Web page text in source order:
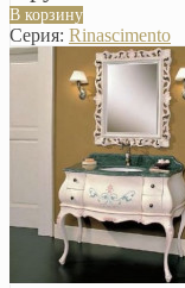
В корзину
Серия: Rinascimento